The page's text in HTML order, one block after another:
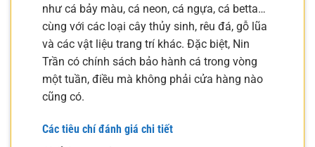
như cá bảy màu, cá neon, cá ngựa, cá betta…
cùng với các loại cây thủy sinh, rêu đá, gỗ lũa
và các vật liệu trang trí khác. Đặc biệt, Nin
Trần có chính sách bảo hành cá trong vòng
một tuần, điều mà không phải cửa hàng nào
cũng có.
Các tiêu chí đánh giá chi tiết